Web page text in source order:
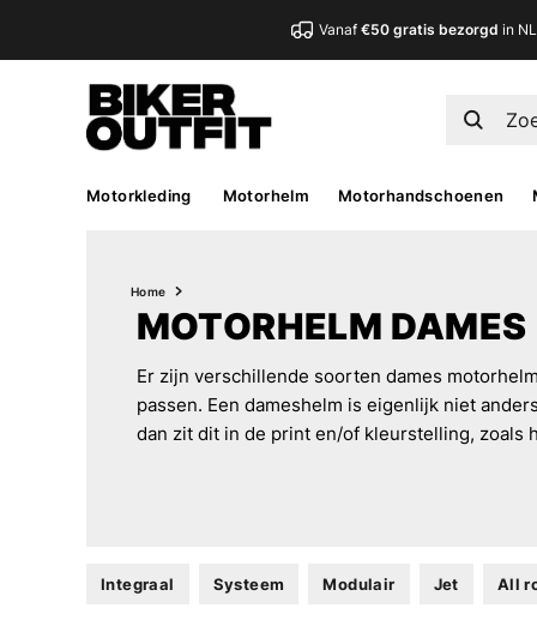
Vanaf€50 gratis bezorgd in NL
Motorkleding Motorhelm Motorhandschoenen
Home
MOTORHELM DAMES
Er zijn verschillende soorten dames
passen. Een dameshelm is eigenlijk niet
dan zit dit in de print en/of kleurstelling, zoals
Integraal Systeem Modulair Jet All